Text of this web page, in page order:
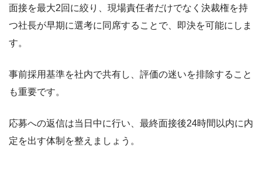
面接を最大2回に絞り、現場責任者だけでなく決裁権を持
つ社長が早期に選考に同席することで、即決を可能にしま
す。
事前採用基準を社内で共有し、評価の迷いを排除すること
も重要です。
応募への返信は当日中に行い、最終面接後24時間以内に内
定を出す体制を整えましょう。